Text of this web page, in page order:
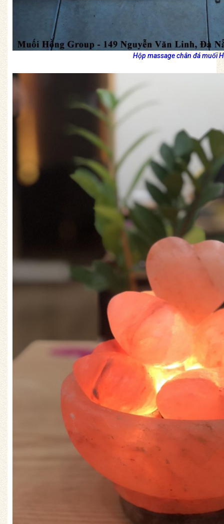
Hộp massage chân đá muối